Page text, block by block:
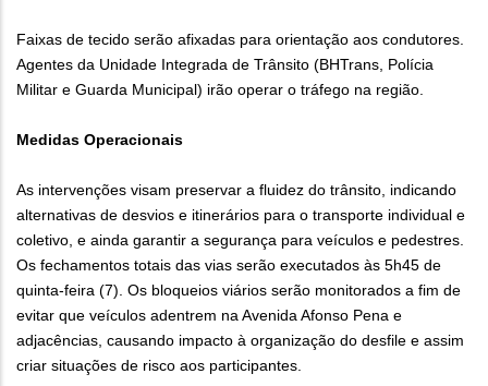
Faixas de tecido serão afixadas para orientação aos condutores.
Agentes da Unidade Integrada de Trânsito (BHTrans, Polícia
Militar e Guarda Municipal) irão operar o tráfego na região.
Medidas Operacionais
As intervenções visam preservar a fluidez do trânsito, indicando
alternativas de desvios e itinerários para o transporte individual e
coletivo, e ainda garantir a segurança para veículos e pedestres.
Os fechamentos totais das vias serão executados às 5h45 de
quinta-feira (7). Os bloqueios viários serão monitorados a fim de
evitar que veículos adentrem na Avenida Afonso Pena e
adjacências, causando impacto à organização do desfile e assim
criar situações de risco aos participantes.